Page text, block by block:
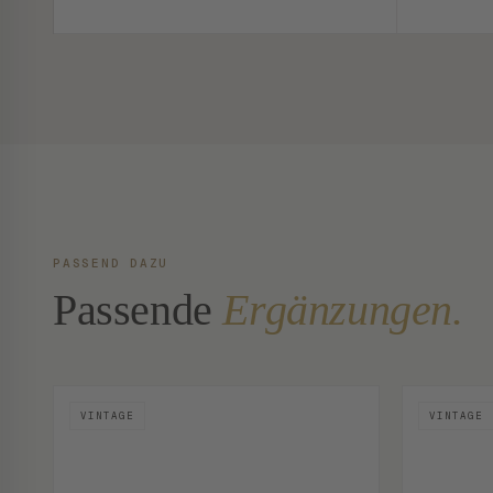
PASSEND DAZU
PassendeErgänzungen.
VINTAGE VINTAGE